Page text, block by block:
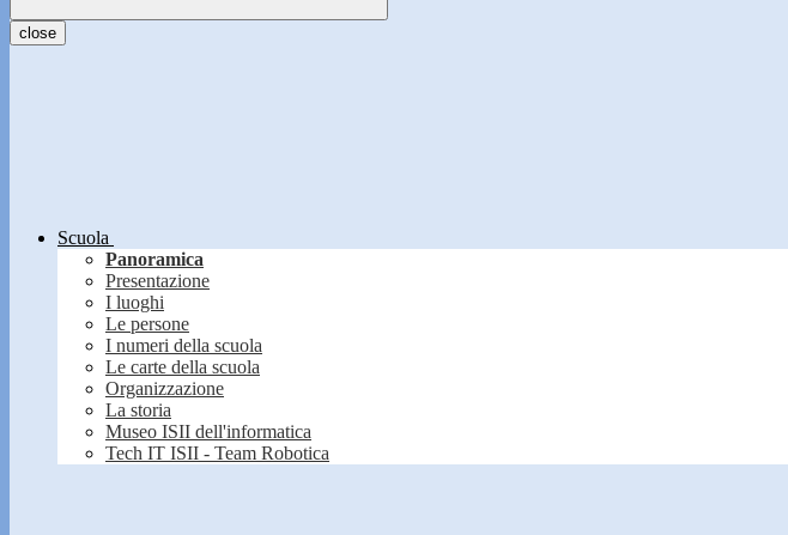
close
Scuola
Panoramica
Presentazione
I luoghi
Le persone
I numeri della scuola
Le carte della scuola
Organizzazione
La storia
Museo ISII dell'informatica
Tech IT ISII - Team Robotica